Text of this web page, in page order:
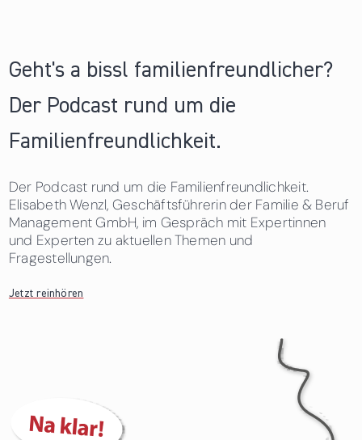
Geht's a bissl familienfreundlicher?
Der Podcast rund um die
Familienfreundlichkeit.
Der Podcast rund um die Familienfreundlichkeit.
Elisabeth Wenzl, Geschäftsführerin der Familie & Beruf
Management GmbH, im Gespräch mit Expertinnen
und Experten zu aktuellen Themen und
Fragestellungen.
Jetzt reinhören